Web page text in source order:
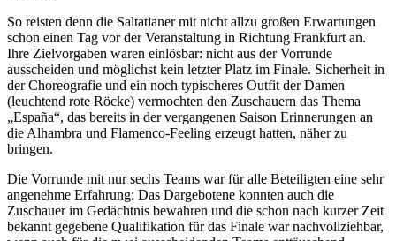
So reisten denn die Saltatianer mit nicht allzu großen Erwartungen
schon einen Tag vor der Veranstaltung in Richtung Frankfurt an.
Ihre Zielvorgaben waren einlösbar: nicht aus der Vorrunde
ausscheiden und möglichst kein letzter Platz im Finale. Sicherheit in
der Choreografie und ein noch typischeres Outfit der Damen
(leuchtend rote Röcke) vermochten den Zuschauern das Thema
„España“, das bereits in der vergangenen Saison Erinnerungen an
die Alhambra und Flamenco-Feeling erzeugt hatten, näher zu
bringen.
Die Vorrunde mit nur sechs Teams war für alle Beteiligten eine sehr
angenehme Erfahrung: Das Dargebotene konnten auch die
Zuschauer im Gedächtnis bewahren und die schon nach kurzer Zeit
bekannt gegebene Qualifikation für das Finale war nachvollziehbar,